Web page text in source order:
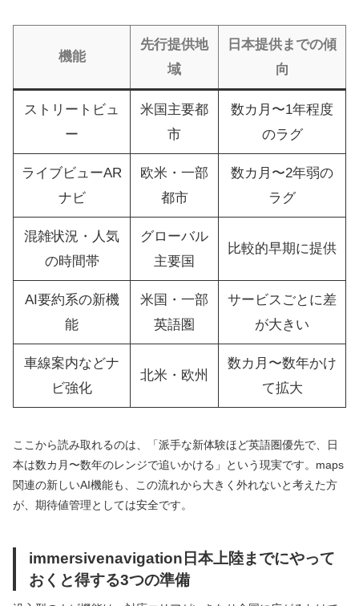
機能
先行提供地
域
日本提供までの傾
向
ストリートビュ
ー
米国主要都
市
数カ月〜1年程度
のラグ
ライブビューAR
ナビ
欧米・一部
都市
数カ月〜2年弱の
ラグ
混雑状況・人気
の時間帯
グローバル
主要国
比較的早期に提供
AI要約系の新機
能
米国・一部
英語圏
サービスごとに差
が大きい
車線案内などナ
ビ強化
北米・欧州
数カ月〜数年かけ
て拡大
ここから読み取れるのは、「派手な新体験ほど英語圏優先で、日
本は数カ月〜数年のレンジで追いかける」という現実です。maps
関連の新しいAI機能も、この流れから大きく外れないと考えた方
が、期待値管理としては安全です。
immersivenavigation日本上陸までにやって
おくと得する3つの準備